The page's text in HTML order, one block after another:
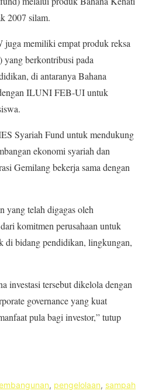
2007 silam.
memiliki empat produk reksa
yang berkontribusi pada
di antaranya Bahana
ILUNI FEB-UI untuk
Syariah Fund untuk mendukung
ekonomi syariah dan
Gemilang bekerja sama dengan
yang telah digagas oleh
komitmen perusahaan untuk
di bidang pendidikan, lingkungan,
investasi tersebut dikelola dengan
governance yang kuat
pula bagi investor,” tutup
, pengelolaan, sampah